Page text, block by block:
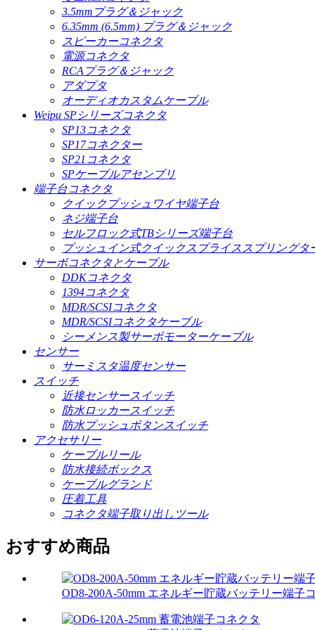
3.5mmプラグ＆ジャック
6.35mm (6.5mm) プラグ＆ジャック
スピーカーコネクタ
電源コネクタ
RCAプラグ＆ジャック
アダプタ
オーディオカスタムケーブル
Weipu SPシリーズコネクタ
SP13コネクタ
SP17コネクター
SP21コネクタ
SPケーブルアセンブリ
端子台コネクタ
クイックプッシュワイヤ端子台
ネジ端子台
セルフロック式TBシリーズ端子台
プッシュイン式クイックスプライススプリングタ
サーボコネクタとケーブル
DDKコネクタ
1394コネクタ
MDR/SCSIコネクタ
MDR/SCSIコネクタケーブル
シーメンス製サーボモーターケーブル
センサー
サーミスタ温度センサー
スイッチ
近接センサースイッチ
防水ロッカースイッチ
防水プッシュボタンスイッチ
アクセサリー
ケーブルリール
防水接続ボックス
ケーブルグランド
圧着工具
コネクタ端子取り出しツール
おすすめ商品
OD8-200A-50mm エネルギー貯蔵バッテリー端子